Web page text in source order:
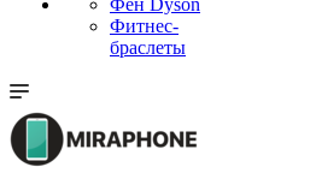
Фен Dyson
Фитнес-
браслеты